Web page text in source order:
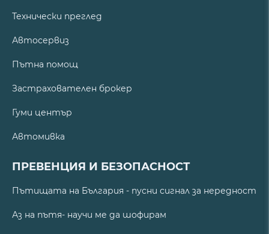
Технически преглед
Автосервиз
Пътна помощ
Застрахователен брокер
Гуми център
Автомивка
ПРЕВЕНЦИЯ И БЕЗОПАСНОСТ
Пътищата на България - пусни сигнал за нередност
Аз на пътя- научи ме да шофирам